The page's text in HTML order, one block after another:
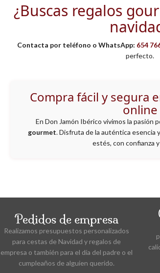
¿Buscas regalos
Contacta por teléfono o WhatsApp: 654
perfecto.
Compra fácil y segura
online
En Don Jamón Ibérico vivimos la pasión
gourmet. Disfruta de la auténtica esencia
estés, con confianza
Pedidos de empresa
Realizamos presupuestos personalizados
para cestas de Navidad y regalos de
empresa o también para el día del padre o el
cumpleaños de alguien querido.